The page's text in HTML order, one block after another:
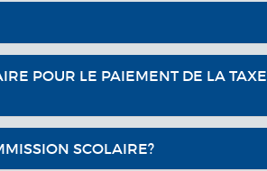
POUR LE PAIEMENT DE LA TAXE
SCOLAIRE?